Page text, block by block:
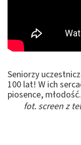
Seniorzy
100 lat! W ich
piosence, młodość.
fot. screen z